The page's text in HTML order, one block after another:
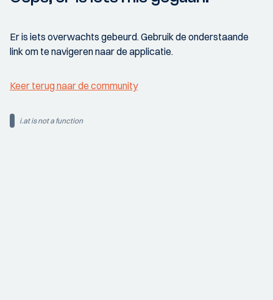
Er is iets overwachts gebeurd. Gebruik de onderstaande
link om te navigeren naar de applicatie.
Keer terug naar de community
i.at is not a function